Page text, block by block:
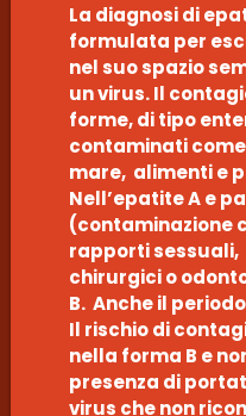
La diagnosi di
formulata per
nel suo spazio
un virus. Il
forme, di tipo
contaminati
mare, alimenti e
Nell’epatite A e
(contaminazione
rapporti
chirurgici o
B. Anche il
Il rischio di
nella forma B e
presenza di
virus che non